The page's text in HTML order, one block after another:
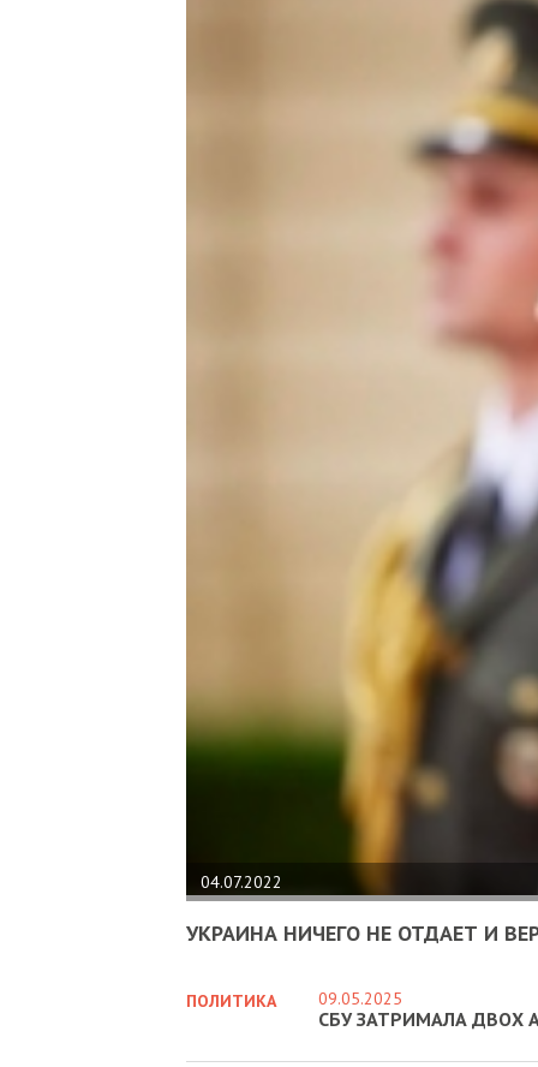
04.07.2022
УКРАИНА НИЧЕГО НЕ ОТДАЕТ И
ПОЛИТИКА 09.05.2025
СБУ ЗАТРИМАЛА ДВОХ